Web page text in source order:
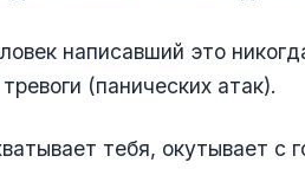
написавший это
(панических атак).
тебя, окутывает с